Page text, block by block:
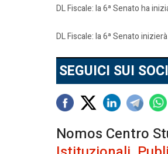
DL Fiscale: la 6ª Senato ha
DL Fiscale: la 6ª Senato
SEGUICI SUI
Nomos Centro